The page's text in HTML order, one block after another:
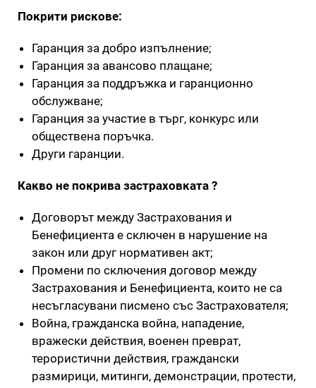
Покрити рискове:
Гаранция за добро изпълнение;
Гаранция за авансово плащане;
Гаранция за поддръжка и гаранционно
обслужване;
Гаранция за участие в търг, конкурс или
обществена поръчка.
Други гаранции.
Какво не покрива застраховката ?
Договорът между Застрахования и
Бенефициента е сключен в нарушение на
закон или друг нормативен акт;
Промени по сключения договор между
Застрахования и Бенефициента, които не са
несъгласувани писмено със Застрахователя;
Война, гражданска война, нападение,
вражески действия, военен преврат,
терористични действия, граждански
размирици, митинги, демонстрации, протести,